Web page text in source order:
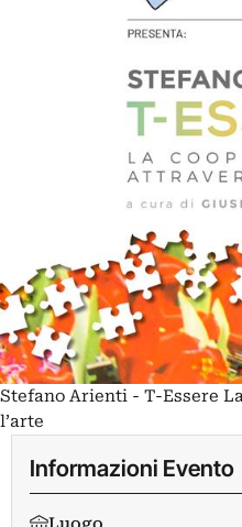
Stefano Arienti - T-Essere
l’arte
Informazioni Evento